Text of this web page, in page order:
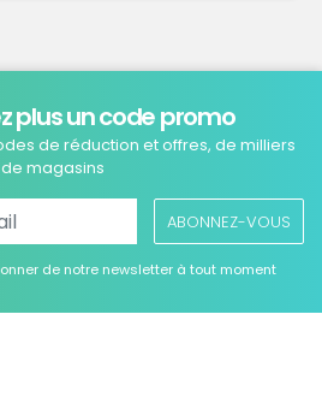
plus un code promo
de réduction et offres, de milliers
de magasins
ABONNEZ-VOUS
de notre newsletter à tout moment